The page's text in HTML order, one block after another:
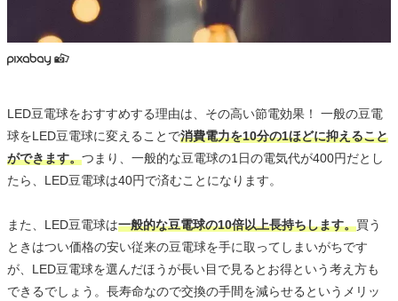
LED豆電球をおすすめする理由は、その高い節電効果！ 一般の豆電
球をLED豆電球に変えることで消費電力を10分の1ほどに抑えること
ができます。つまり、一般的な豆電球の1日の電気代が400円だとし
たら、LED豆電球は40円で済むことになります。
また、LED豆電球は一般的な豆電球の10倍以上長持ちします。買う
ときはつい価格の安い従来の豆電球を手に取ってしまいがちです
が、LED豆電球を選んだほうが長い目で見るとお得という考え方も
できるでしょう。長寿命なので交換の手間を減らせるというメリッ